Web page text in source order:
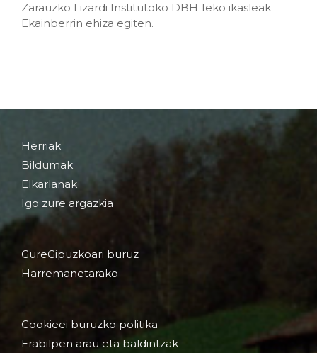
Zarauzko Lizardi Institutoko DBH 1eko ikasleak
Ekainberrin ehiza egiten.
Herriak
Bildumak
Elkarlanak
Igo zure argazkia
GureGipuzkoari buruz
Harremanetarako
Cookieei buruzko politika
Erabilpen arau eta baldintzak